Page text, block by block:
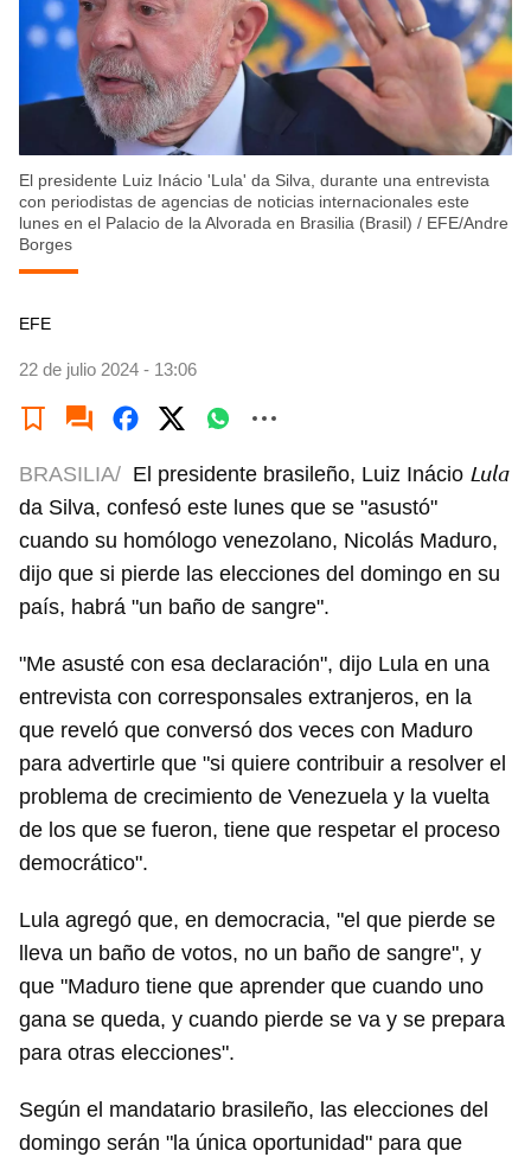
El presidente Luiz Inácio 'Lula' da Silva, durante una entrevista
con periodistas de agencias de noticias internacionales este
lunes en el Palacio de la Alvorada en Brasilia (Brasil) / EFE/Andre
Borges
EFE
22 de julio 2024 - 13:06
BRASILIA/ El presidente brasileño, Luiz Inácio Lula
da Silva, confesó este lunes que se "asustó"
cuando su homólogo venezolano, Nicolás Maduro,
dijo que si pierde las elecciones del domingo en su
país, habrá "un baño de sangre".
"Me asusté con esa declaración", dijo Lula en una
entrevista con corresponsales extranjeros, en la
que reveló que conversó dos veces con Maduro
para advertirle que "si quiere contribuir a resolver el
problema de crecimiento de Venezuela y la vuelta
de los que se fueron, tiene que respetar el proceso
democrático".
Lula agregó que, en democracia, "el que pierde se
lleva un baño de votos, no un baño de sangre", y
que "Maduro tiene que aprender que cuando uno
gana se queda, y cuando pierde se va y se prepara
para otras elecciones".
Según el mandatario brasileño, las elecciones del
domingo serán "la única oportunidad" para que